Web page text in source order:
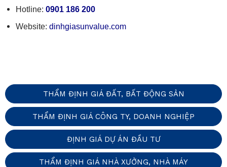
Hotline: 0901 186 200
Website: dinhgiasunvalue.com
THẨM ĐỊNH GIÁ ĐẤT, BẤT ĐỘNG SẢN
THẨM ĐỊNH GIÁ CÔNG TY, DOANH NGHIỆP
ĐỊNH GIÁ DỰ ÁN ĐẦU TƯ
THẨM ĐỊNH GIÁ NHÀ XƯỞNG, NHÀ MÁY